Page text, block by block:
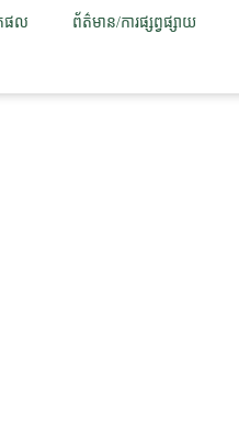
ផល ព័ត៌មាន/ការផ្សព្វផ្សាយ